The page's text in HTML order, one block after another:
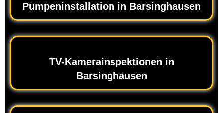
Pumpeninstallation in Barsinghausen
TV-Kamerainspektionen in
Barsinghausen